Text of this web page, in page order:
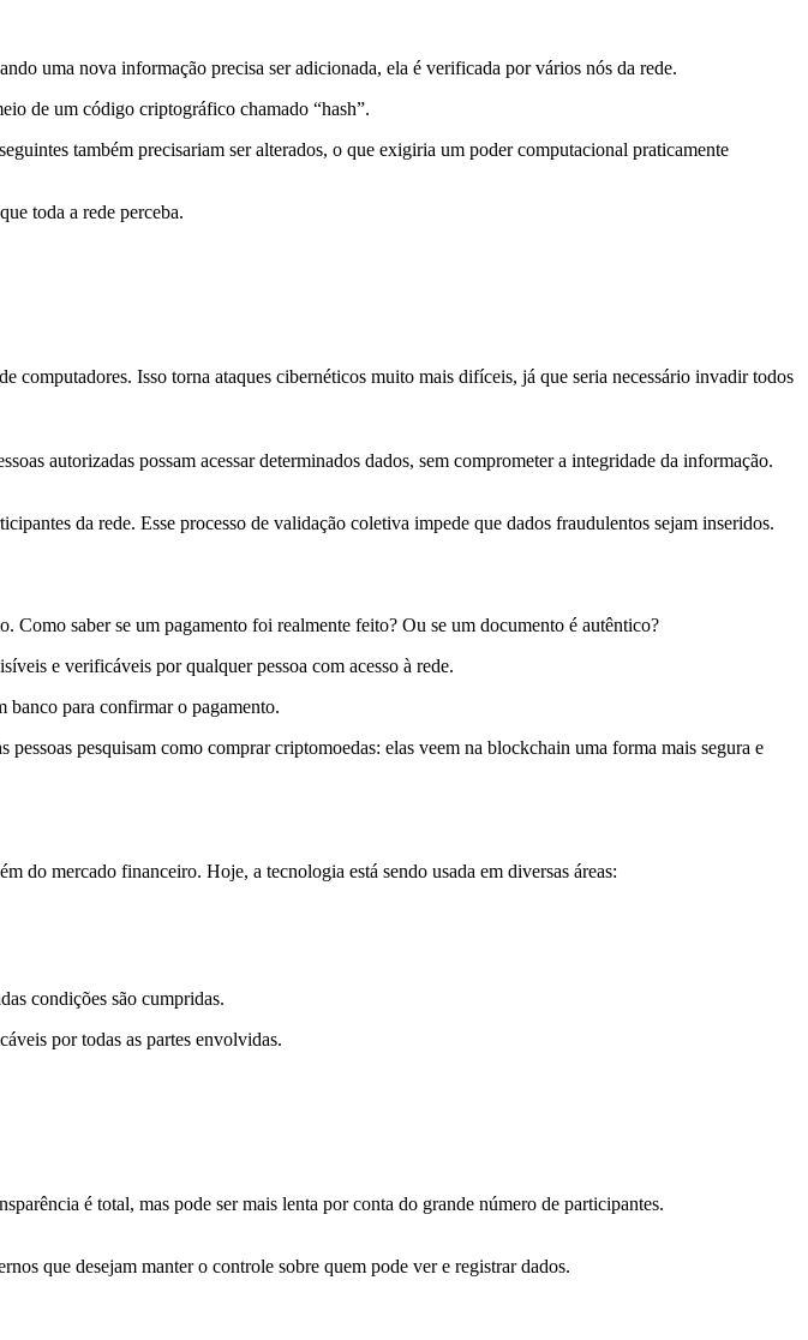
uma nova informação precisa ser adicionada, ela é verificada por vários nós da rede.
de um código criptográfico chamado “hash”.
também precisariam ser alterados, o que exigiria um poder computacional praticamente
toda a rede perceba.
Isso torna ataques cibernéticos muito mais difíceis, já que seria necessário invadir todos
autorizadas possam acessar determinados dados, sem comprometer a integridade da informação.
da rede. Esse processo de validação coletiva impede que dados fraudulentos sejam inseridos.
saber se um pagamento foi realmente feito? Ou se um documento é autêntico?
e verificáveis por qualquer pessoa com acesso à rede.
banco para confirmar o pagamento.
pesquisam como comprar criptomoedas: elas veem na blockchain uma forma mais segura e
do mercado financeiro. Hoje, a tecnologia está sendo usada em diversas áreas:
condições são cumpridas.
por todas as partes envolvidas.
é total, mas pode ser mais lenta por conta do grande número de participantes.
que desejam manter o controle sobre quem pode ver e registrar dados.